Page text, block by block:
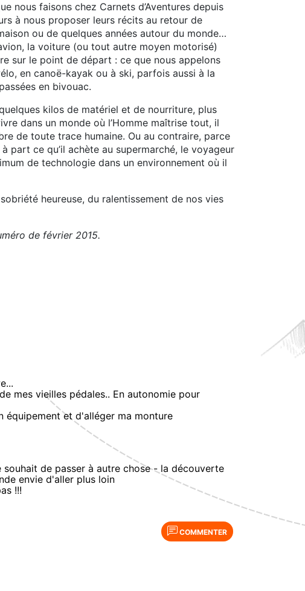
nous faisons chez Carnets d’Aventures depuis
à nous proposer leurs récits au retour de
ou de quelques années autour du monde…
la voiture (ou tout autre moyen motorisé)
sur le point de départ : ce que nous appelons
en canoë-kayak ou à ski, parfois aussi à la
en bivouac.
kilos de matériel et de nourriture, plus
dans un monde où l’Homme maîtrise tout, il
de toute trace humaine. Ou au contraire, parce
part ce qu’il achète au supermarché, le voyageur
de technologie dans un environnement où il
heureuse, du ralentissement de nos vies
de février 2015.
mes vieilles pédales.. En autonomie pour
équipement et d'alléger ma monture
de passer à autre chose - la découverte
envie d'aller plus loin
!!!
COMMENTER